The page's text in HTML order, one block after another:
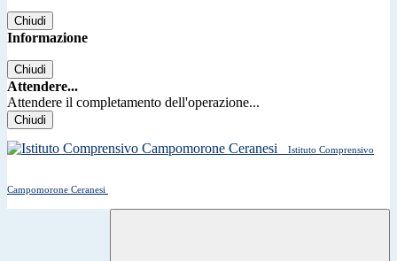
Chiudi
Informazione
Chiudi
Attendere...
Attendere il completamento dell'operazione...
Chiudi
Istituto Comprensivo
Campomorone Ceranesi